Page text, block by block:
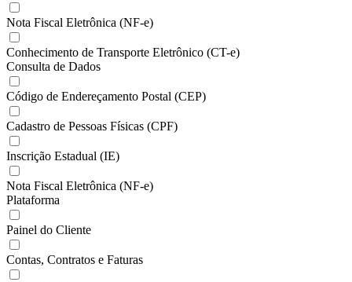
Nota Fiscal Eletrônica (NF-e)
Conhecimento de Transporte Eletrônico (CT-e)
Consulta de Dados
Código de Endereçamento Postal (CEP)
Cadastro de Pessoas Físicas (CPF)
Inscrição Estadual (IE)
Nota Fiscal Eletrônica (NF-e)
Plataforma
Painel do Cliente
Contas, Contratos e Faturas